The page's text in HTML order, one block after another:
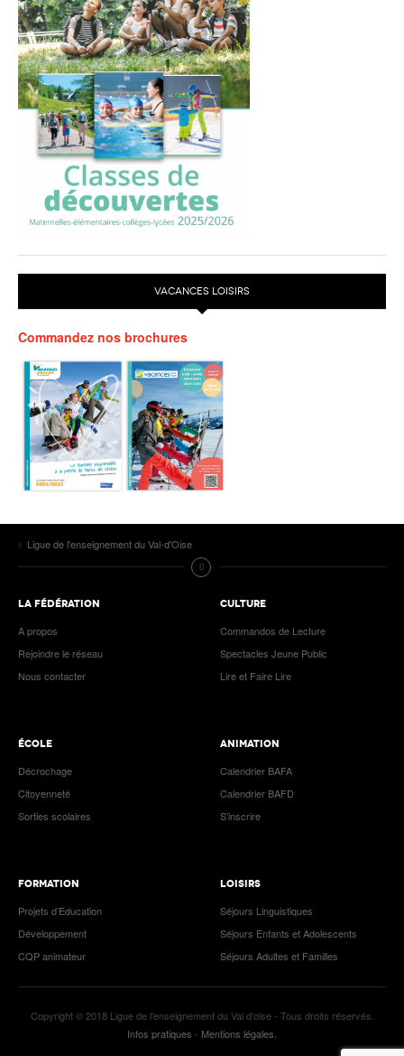
VACANCES LOISIRS
Commandez nos brochures
Ligue de l'enseignement du Val-d'Oise
LA FÉDÉRATION
A propos
Rejoindre le réseau
Nous contacter
CULTURE
Commandos de Lecture
Spectacles Jeune Public
Lire et Faire Lire
ÉCOLE
Décrochage
Citoyenneté
Sorties scolaires
ANIMATION
Calendrier BAFA
Calendrier BAFD
S’inscrire
FORMATION
Projets d’Education
Développement
CQP animateur
LOISIRS
Séjours Linguistiques
Séjours Enfants et Adolescents
Séjours Adultes et Familles
Copyright © 2018 Ligue de l'enseignement du Val d'oise - Tous droits réservés.
Infos pratiques - Mentions légales.